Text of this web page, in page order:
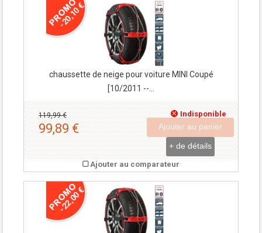
-20,10 €
chaussette de neige pour voiture MINI Coupé
[10/2011 --...
Indisponible
119,99 €
99,89 € Ajouter au panier
+ de détails
Ajouter au comparateur
-22,00 €